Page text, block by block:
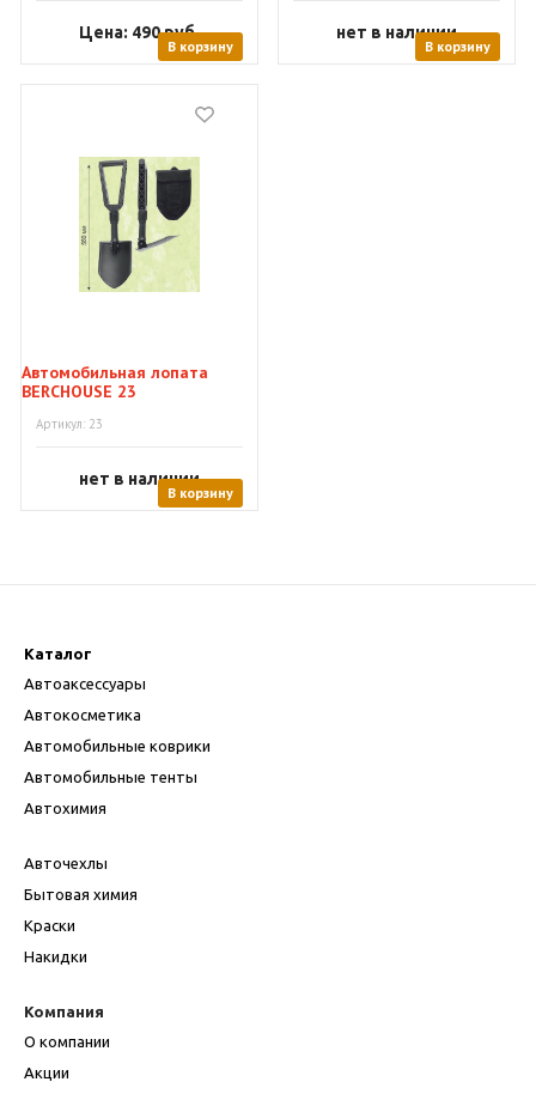
Цена: 490руб.
В корзину
нет в наличии
В корзину
Автомобильная лопата
BERCHOUSE 23
Артикул: 23
нет в наличии
В корзину
Каталог
Автоаксессуары
Автокосметика
Автомобильные коврики
Автомобильные тенты
Автохимия
Авточехлы
Бытовая химия
Краски
Накидки
Компания
О компании
Акции